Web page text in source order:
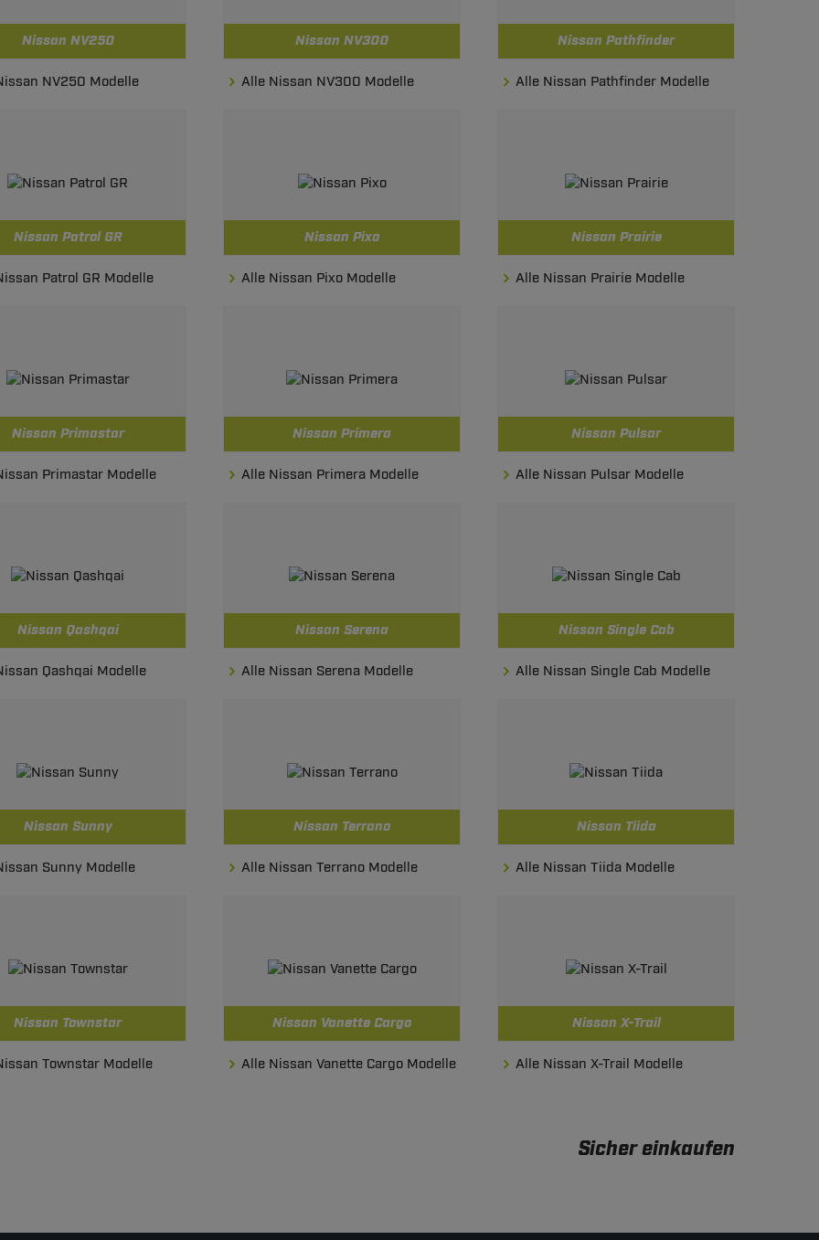
Nissan NV250
NV250 Modelle
Nissan NV300
Alle Nissan NV300 Modelle
Nissan Pathfinder
Alle Nissan Pathfinder Modelle
Nissan Patrol GR
Patrol GR Modelle
Nissan Pixo
Alle Nissan Pixo Modelle
Nissan Prairie
Alle Nissan Prairie Modelle
Nissan Primastar
Primastar Modelle
Nissan Primera
Alle Nissan Primera Modelle
Nissan Pulsar
Alle Nissan Pulsar Modelle
Nissan Qashqai
Qashqai Modelle
Nissan Serena
Alle Nissan Serena Modelle
Nissan Single Cab
Alle Nissan Single Cab Modelle
Nissan Sunny
Sunny Modelle
Nissan Terrano
Alle Nissan Terrano Modelle
Nissan Tiida
Alle Nissan Tiida Modelle
Nissan Townstar
Townstar Modelle
Nissan Vanette Cargo
Alle Nissan Vanette Cargo Modelle
Nissan X-Trail
Alle Nissan X-Trail Modelle
Sicher einkaufen